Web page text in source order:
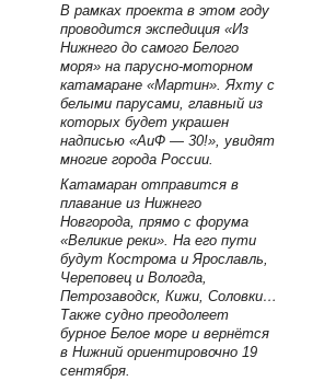
В рамках проекта в этом году
проводится экспедиция «Из
Нижнего до самого Белого
моря» на парусно-моторном
катамаране «Мартин». Яхту с
белыми парусами, главный из
которых будет украшен
надписью «АиФ — 30!», увидят
многие города России.
Катамаран отправится в
плавание из Нижнего
Новгорода, прямо с форума
«Великие реки». На его пути
будут Кострома и Ярославль,
Череповец и Вологда,
Петрозаводск, Кижи, Соловки…
Также судно преодолеет
бурное Белое море и вернётся
в Нижний ориентировочно 19
сентября.